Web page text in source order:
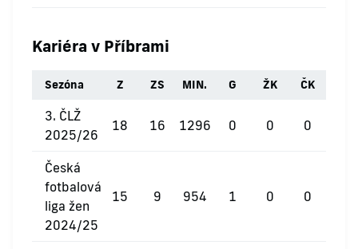
Kariéra v Příbrami
Sezóna Z ZS MIN. G ŽK ČK
3. ČLŽ
2025/26
18 16 1296 0 0 0
Česká
fotbalová
liga žen
2024/25
15 9 954 1 0 0